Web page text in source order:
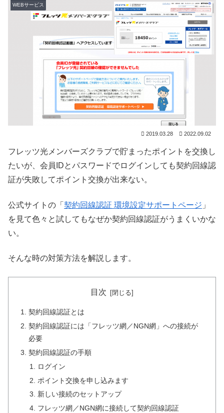
WEBサービス
2019.03.28 2022.09.02
フレッツ光メンバーズクラブで貯まったポイントを交換し
たいが、会員IDとパスワードでログインしても契約回線認
証が失敗してポイント交換が出来ない。
公式サイトの「 契約回線認証 環境設定サポートページ 」
を見て色々と試してもなぜか契約回線認証がうまくいかな
い。
そんな時の対策方法を解説します。
目次
契約回線認証とは
契約回線認証には「フレッツ網／NGN網」への接続が
必要
契約回線認証の手順
ログイン
ポイント交換を申し込みます
新しい接続のセットアップ
フレッツ網／NGN網に接続して契約回線認証